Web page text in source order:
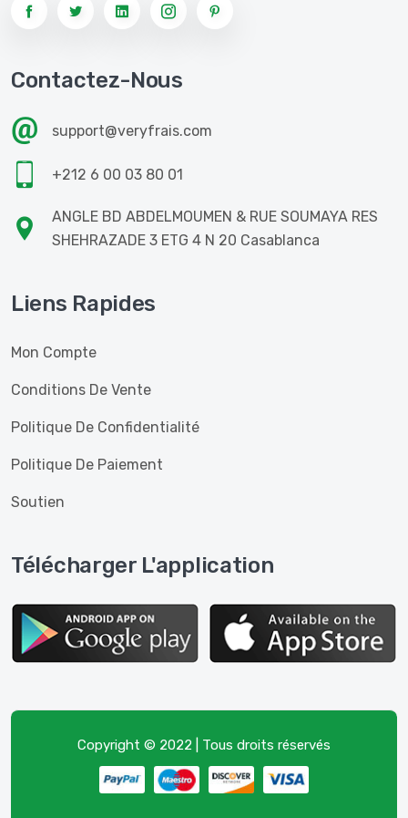
Contactez-Nous
support@veryfrais.com
+212 6 00 03 80 01
ANGLE BD ABDELMOUMEN & RUE SOUMAYA RES
SHEHRAZADE 3 ETG 4 N 20 Casablanca
Liens Rapides
Mon Compte
Conditions De Vente
Politique De Confidentialité
Politique De Paiement
Soutien
Télécharger L'application
Copyright © 2022 | Tous droits réservés